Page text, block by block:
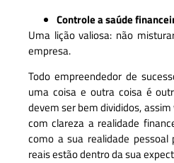
Controle a saúde
Uma lição valiosa: não
empresa.
Todo empreendedor de
uma coisa e outra coisa é
devem ser bem divididos,
com clareza a realidade
como a sua realidade
reais estão dentro da sua